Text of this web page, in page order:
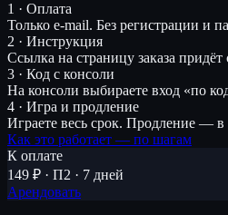
1 · Оплата
Только e-mail. Без регистрации и
2 · Инструкция
Ссылка на страницу заказа придёт
3 · Код с консоли
На консоли выбираете вход «по
4 · Игра и продление
Играете весь срок. Продление — в
Как это работает — по шагам
К оплате
149 ₽ · П2 · 7 дней
Арендовать